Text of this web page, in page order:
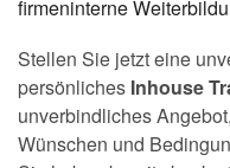
firmeninterne
Stellen Sie jetzt eine
persönliches Inhouse
unverbindliches
Wünschen und